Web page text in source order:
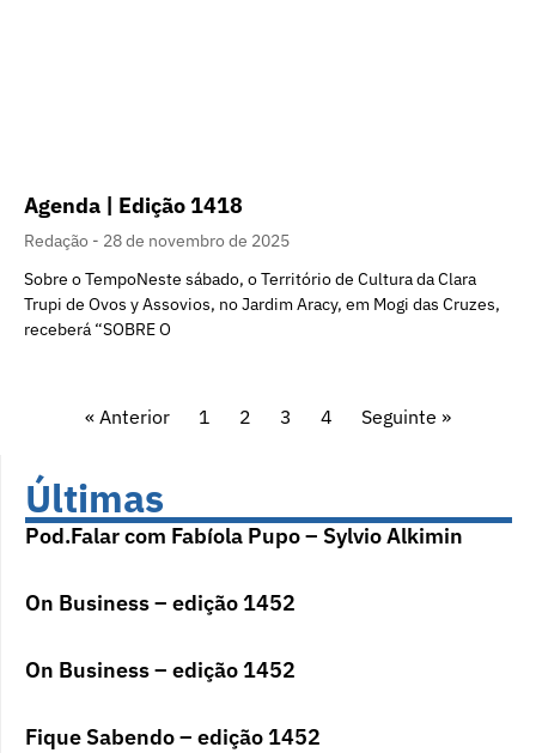
Agenda | Edição 1418
Redação
28 de novembro de 2025
Sobre o TempoNeste sábado, o Território de Cultura da Clara
Trupi de Ovos y Assovios, no Jardim Aracy, em Mogi das Cruzes,
receberá “SOBRE O
« Anterior 1 2 3 4 Seguinte »
Últimas
Pod.Falar com Fabíola Pupo – Sylvio Alkimin
On Business – edição 1452
On Business – edição 1452
Fique Sabendo – edição 1452